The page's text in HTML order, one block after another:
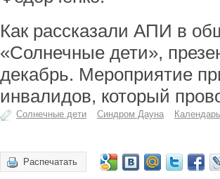
Как рассказали АПИ в
«Солнечные дети»,
декабрь. Мероприятие
инвалидов, который
Солнечные дети Синдром Дауна Календарь
Распечатать